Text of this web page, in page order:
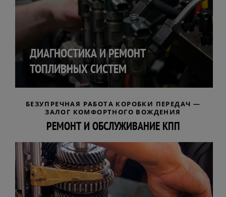
ДИАГНОСТИКА И РЕМОНТ
ТОПЛИВНЫХ СИСТЕМ
БЕЗУПРЕЧНАЯ РАБОТА КОРОБКИ ПЕРЕДАЧ —
ЗАЛОГ КОМФОРТНОГО ВОЖДЕНИЯ
РЕМОНТ И ОБСЛУЖИВАНИЕ КПП